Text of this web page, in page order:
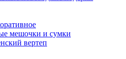
мешочки и сумки
вертеп